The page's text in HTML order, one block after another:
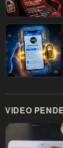
VIDEO